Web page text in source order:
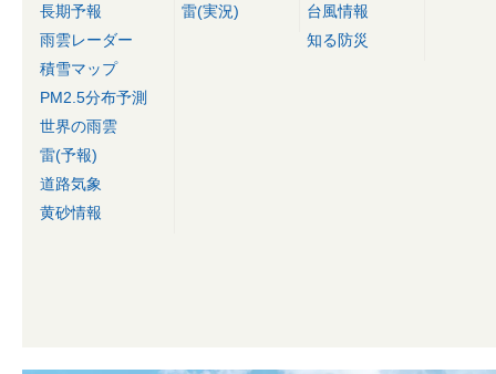
長期予報
雨雲レーダー
積雪マップ
PM2.5分布予測
世界の雨雲
雷(予報)
道路気象
黄砂情報
雷(実況)
台風情報
知る防災